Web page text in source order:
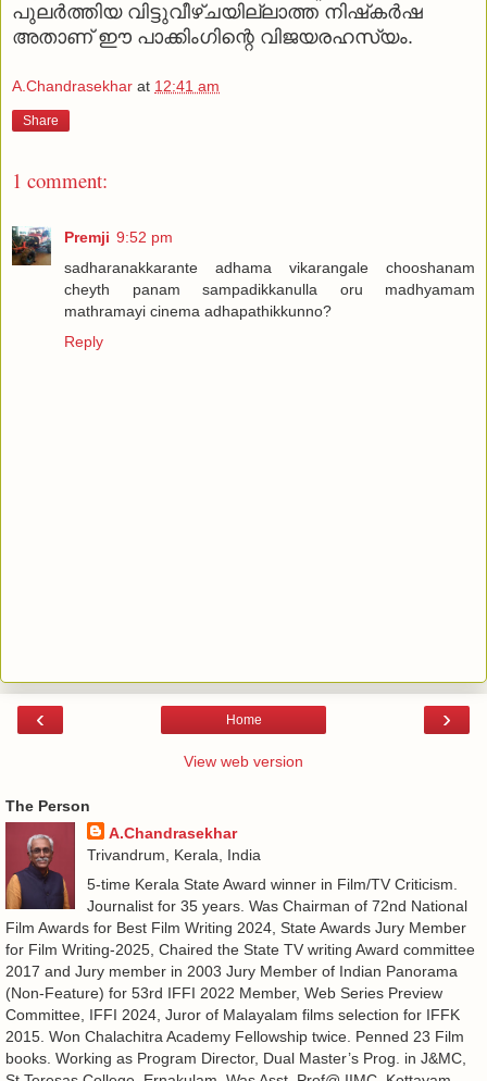
പുലര്‍ത്തിയ വിട്ടുവീഴ്ചയില്ലാത്ത നിഷ്‌കര്‍ഷ
അതാണ് ഈ പാക്കിംഗിന്റെ വിജയരഹസ്യം.
A.Chandrasekhar at 12:41 am
Share
1 comment:
Premji 9:52 pm
sadharanakkarante adhama vikarangale chooshanam
cheyth panam sampadikkanulla oru madhyamam
mathramayi cinema adhapathikkunno?
Reply
‹ ›
Home
View web version
The Person
A.Chandrasekhar
Trivandrum, Kerala, India
5-time Kerala State Award winner in Film/TV Criticism.
Journalist for 35 years. Was Chairman of 72nd National
Film Awards for Best Film Writing 2024, State Awards Jury Member
for Film Writing-2025, Chaired the State TV writing Award committee
2017 and Jury member in 2003 Jury Member of Indian Panorama
(Non-Feature) for 53rd IFFI 2022 Member, Web Series Preview
Committee, IFFI 2024, Juror of Malayalam films selection for IFFK
2015. Won Chalachitra Academy Fellowship twice. Penned 23 Film
books. Working as Program Director, Dual Master’s Prog. in J&MC,